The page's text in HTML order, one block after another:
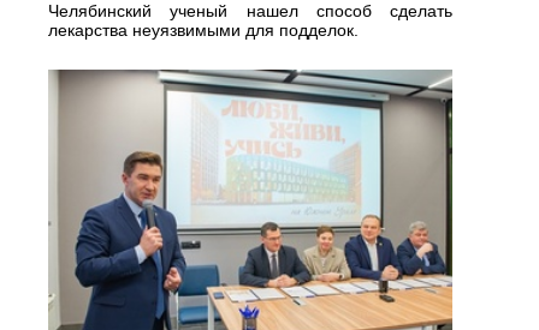
Челябинский ученый нашел способ сделать
лекарства неуязвимыми для подделок.